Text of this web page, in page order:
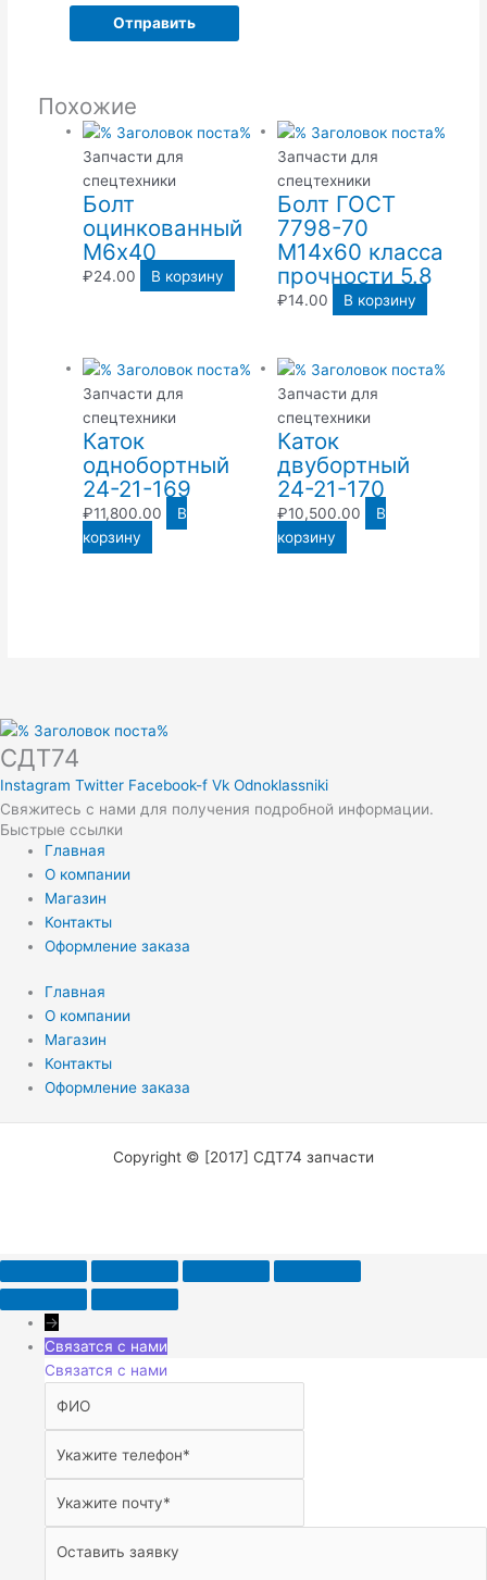
Похожие
Запчасти для
спецтехники
Болт
оцинкованный
М6х40
₽24.00 В корзину
Запчасти для
спецтехники
Болт ГОСТ
7798-70
М14х60 класса
прочности 5.8
₽14.00 В корзину
Запчасти для
спецтехники
Каток
однобортный
24-21-169
₽11,800.00
В
корзину
Запчасти для
спецтехники
Каток
двубортный
24-21-170
₽10,500.00
В
корзину
СДТ74
Instagram Twitter Facebook-f Vk Odnoklassniki
Свяжитесь с нами для получения подробной информации.
Быстрые ссылки
Главная
О компании
Магазин
Контакты
Оформление заказа
Главная
О компании
Магазин
Контакты
Оформление заказа
Copyright © [2017] СДТ74 запчасти
→
Связатся с нами
Связатся с нами